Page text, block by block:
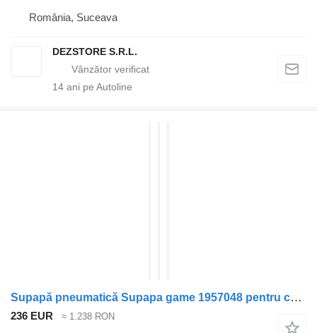
România, Suceava
DEZSTORE S.R.L.
14 ani pe Autoline
Supapă pneumatică Supapa game 1957048 pentru cap tractor DAF CF85
236 EUR ≈ 1.238 RON